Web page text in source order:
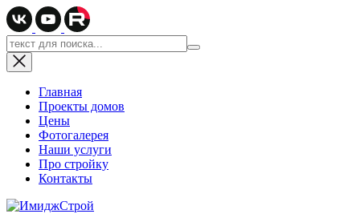
Главная
Проекты домов
Цены
Фотогалерея
Наши услуги
Про стройку
Контакты